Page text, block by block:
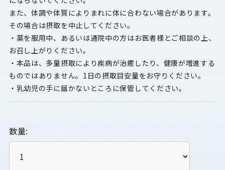
また、体調や体質によりまれに体に合わない場合があります。
その場合は摂取を中止してください。
・薬を服用中、あるいは通院中の方はお医者様とご相談の上、
お召し上がりください。
・本品は、多量摂取により疾病が治癒したり、健康が増進する
ものではありません。1日の摂取目安量をお守りください。
・乳幼児の手に届かないところに保管してください。
数量: